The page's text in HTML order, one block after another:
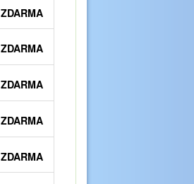
ZDARMA
ZDARMA
ZDARMA
ZDARMA
ZDARMA